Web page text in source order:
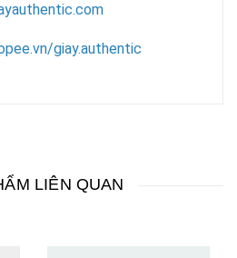
giay.authentic
LIÊN QUAN